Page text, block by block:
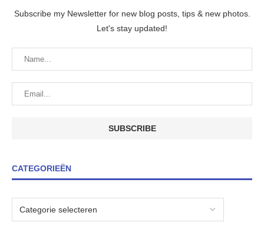
Subscribe my Newsletter for new blog posts, tips & new photos.
Let's stay updated!
CATEGORIEËN